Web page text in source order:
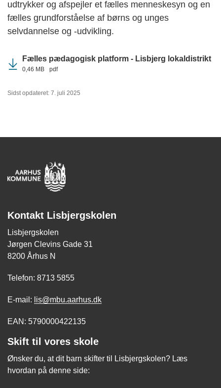
udtrykker og afspejler et fælles menneskesyn og en
fælles grundforståelse af børns og unges
selvdannelse og -udvikling.
Fælles pædagogisk platform - Lisbjerg lokaldistrikt
0,46 MB pdf
Sidst opdateret: 7. juli 2025
Kontakt Lisbjergskolen
Lisbjergskolen
Jørgen Clevins Gade 31
8200 Århus N
Telefon: 8713 5855
E-mail: lis@mbu.aarhus.dk
EAN: 5790000422135
Skift til vores skole
Ønsker du, at dit barn skifter til Lisbjergskolen? Læs
hvordan på denne side: